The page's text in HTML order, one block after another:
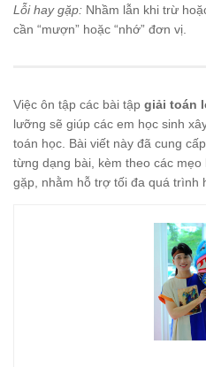
Lỗi hay gặp: Nhầm lẫn khi trừ
cần “mượn” hoặc “nhớ” đơn vị.
Việc ôn tập các bài tập giải toán
lưỡng sẽ giúp các em học sinh
toán học. Bài viết này đã cung
từng dạng bài, kèm theo các
gặp, nhằm hỗ trợ tối đa quá trình